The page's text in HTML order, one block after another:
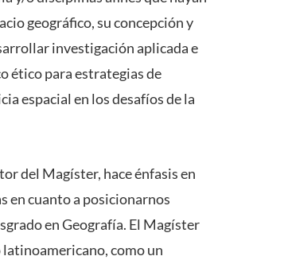
geográfico, su concepción y
investigación aplicada e
ético para estrategias de
espacial en los desafíos de la
del Magíster, hace énfasis en
en cuanto a posicionarnos
en Geografía. El Magíster
como un